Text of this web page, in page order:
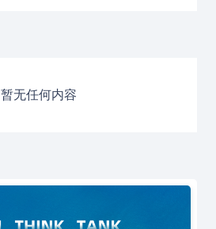
暂无任何内容